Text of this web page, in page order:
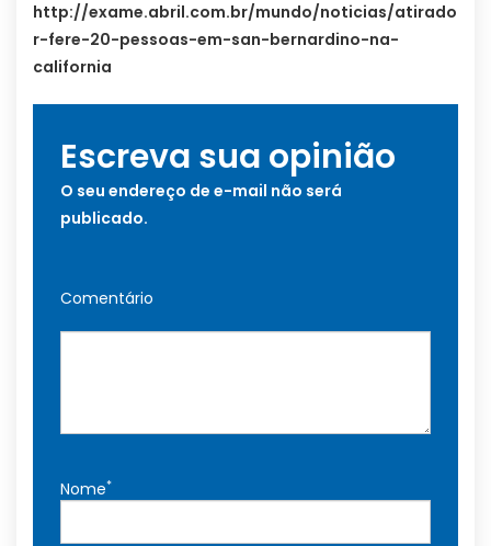
http://exame.abril.com.br/mundo/noticias/atirado
r-fere-20-pessoas-em-san-bernardino-na-
california
Escreva sua opinião
O seu endereço de e-mail não será
publicado.
Comentário
Nome*